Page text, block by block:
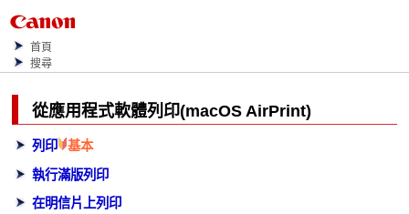
首頁
搜尋
從應用程式軟體列印(macOS AirPrint)
列印
基本
執行滿版列印
在明信片上列印